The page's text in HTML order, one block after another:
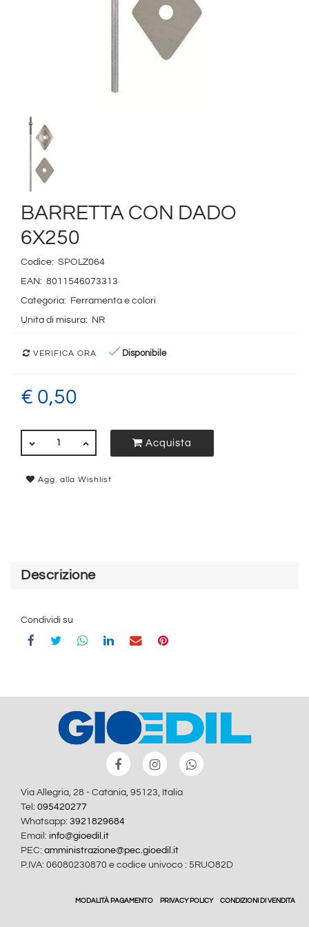
BARRETTA CON DADO
6X250
Codice: SPOLZ064
EAN: 8011546073313
Categoria:
Ferramenta e colori
Unita di misura:
NR
VERIFICA ORA Disponibile
€ 0,50
Acquista
Agg. alla Wishlist
Descrizione
Condividi su
Via Allegria, 28 - Catania, 95123, Italia
Tel: 095420277
Whatsapp: 3921829684
Email: info@gioedil.it
PEC: amministrazione@pec.gioedil.it
P.IVA: 06080230870 e codice univoco : 5RUO82D
MODALITÀ PAGAMENTO PRIVACY POLICY CONDIZIONI DI VENDITA